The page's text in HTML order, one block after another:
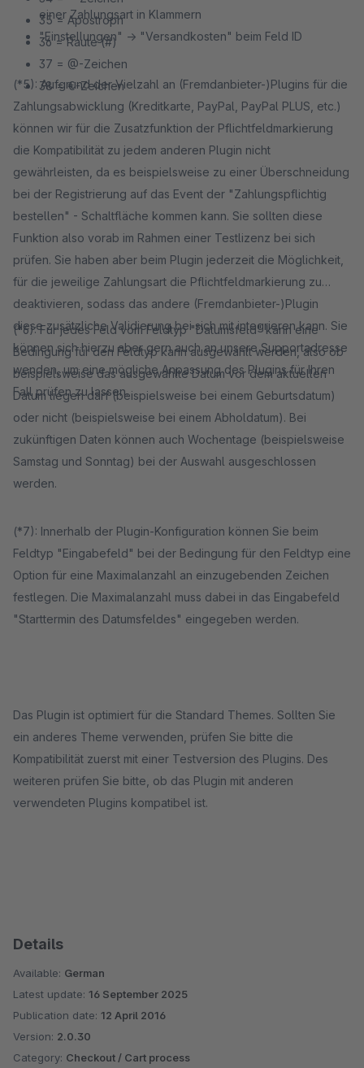
35 = Apostroph
36 = Raute (#)
37 = @-Zeichen
38 = €-Zeichen
einer Zahlungsart in Klammern
"Einstellungen" -> "Versandkosten" beim Feld ID
(*5): Aufgrund der Vielzahl an (Fremdanbieter-)Plugins für die
Zahlungsabwicklung (Kreditkarte, PayPal, PayPal PLUS, etc.)
können wir für die Zusatzfunktion der Pflichtfeldmarkierung
die Kompatibilität zu jedem anderen Plugin nicht
gewährleisten, da es beispielsweise zu einer Überschneidung
bei der Registrierung auf das Event der "Zahlungspflichtig
bestellen" - Schaltfläche kommen kann. Sie sollten diese
Funktion also vorab im Rahmen einer Testlizenz bei sich
prüfen. Sie haben aber beim Plugin jederzeit die Möglichkeit,
für die jeweilige Zahlungsart die Pflichtfeldmarkierung zu
deaktivieren, sodass das andere (Fremdanbieter-)Plugin
diese zusätzliche Validierung bei sich mit integrieren kann. Sie
können sich hierzu aber gern auch an unsere Supportadresse
wenden, um eine mögliche Anpassung des Plugins für Ihren
Fall prüfen zu lassen.
(*6): Für jedes Feld vom Feldtyp "Datumsfeld" kann eine
Bedingung für den Feldtyp kann ausgewählt werden, also ob
beispielsweise das ausgewählte Datum vor dem aktuellen
Datum liegen darf (beispielsweise bei einem Geburtsdatum)
oder nicht (beispielsweise bei einem Abholdatum). Bei
zukünftigen Daten können auch Wochentage (beispielsweise
Samstag und Sonntag) bei der Auswahl ausgeschlossen
werden.
(*7): Innerhalb der Plugin-Konfiguration können Sie beim
Feldtyp "Eingabefeld" bei der Bedingung für den Feldtyp eine
Option für eine Maximalanzahl an einzugebenden Zeichen
festlegen. Die Maximalanzahl muss dabei in das Eingabefeld
"Starttermin des Datumsfeldes" eingegeben werden.
Das Plugin ist optimiert für die Standard Themes. Sollten Sie
ein anderes Theme verwenden, prüfen Sie bitte die
Kompatibilität zuerst mit einer Testversion des Plugins. Des
weiteren prüfen Sie bitte, ob das Plugin mit anderen
verwendeten Plugins kompatibel ist.
Details
Available: German
Latest update: 16 September 2025
Publication date: 12 April 2016
Version: 2.0.30
Category: Checkout / Cart process